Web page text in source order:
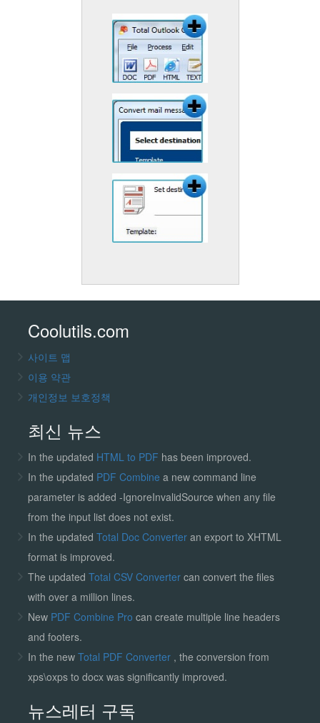
Coolutils.com
사이트 맵
이용 약관
개인정보 보호정책
최신 뉴스
In the updated HTML to PDF has been improved.
In the updated PDF Combine a new command line
parameter is added -IgnoreInvalidSource when any file
from the input list does not exist.
In the updated Total Doc Converter an export to XHTML
format is improved.
The updated Total CSV Convertercan convert the files
with over a million lines.
New PDF Combine Pro can create multiple line headers
and footers.
In the new Total PDF Converter , the conversion from
xps\oxps to docx was significantly improved.
뉴스레터 구독